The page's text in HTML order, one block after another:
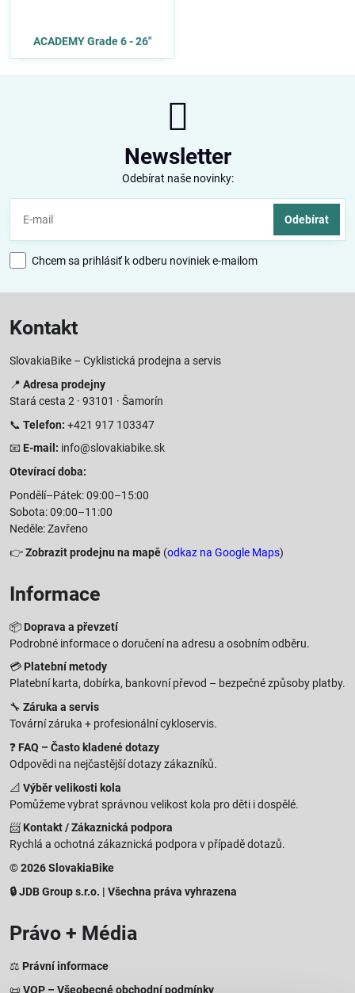
ACADEMY Grade 6 - 26"
Newsletter
Odebírat naše novinky:
Odebírat
Chcem sa prihlásiť k odberu noviniek e-mailom
Kontakt
SlovakiaBike – Cyklistická prodejna a servis
📍 Adresa prodejny
Stará cesta 2 · 93101 · Šamorín
📞 Telefon: +421 917 103347
📧 E-mail: info@slovakiabike.sk
Otevírací doba:
Pondělí–Pátek: 09:00–15:00
Sobota: 09:00–11:00
Neděle: Zavřeno
👉Zobrazit prodejnu na mapě (odkaz na Google Maps)
Informace
📦 Doprava a převzetí
Podrobné informace o doručení na adresu a osobním odběru.
💳 Platební metody
Platební karta, dobírka, bankovní převod – bezpečné způsoby platby.
🔧 Záruka a servis
Tovární záruka + profesionální cykloservis.
❓ FAQ – Často kladené dotazy
Odpovědi na nejčastější dotazy zákazníků.
📐 Výběr velikosti kola
Pomůžeme vybrat správnou velikost kola pro děti i dospělé.
📨 Kontakt / Zákaznická podpora
Rychlá a ochotná zákaznická podpora v případě dotazů.
© 2026 SlovakiaBike
🔒 JDB Group s.r.o. | Všechna práva vyhrazena
Právo + Média
⚖️ Právní informace
📜VOP – Všeobecné obchodní podmínky